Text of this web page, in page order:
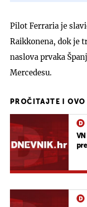
Pilot Ferraria je
Raikkonena, dok je
naslova prvaka
Mercedesu.
PROČITAJTE I OVO